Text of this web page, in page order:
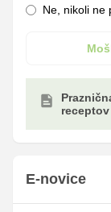
Ne, nikoli ne
E-novice